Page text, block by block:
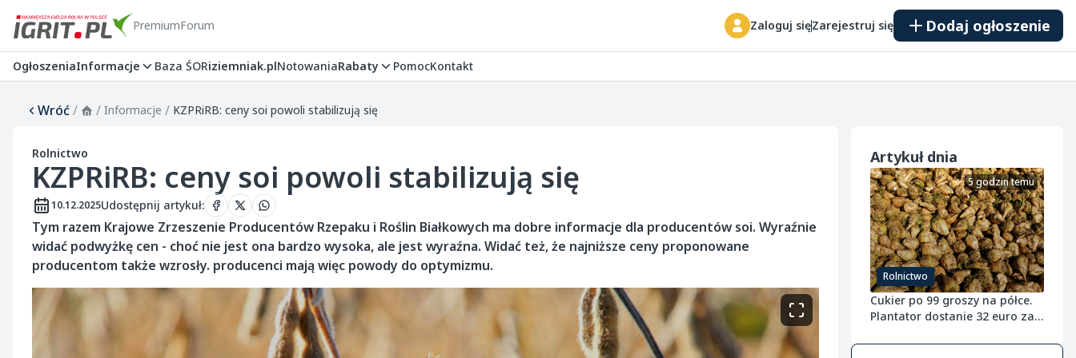
PremiumForum Zaloguj sięZarejestruj się Dodaj ogłoszenie
OgłoszeniaInformacje Baza ŚORiziemniak.plNotowaniaRabaty PomocKontakt
Wróć/ / Informacje / KZPRiRB: ceny soi powoli stabilizują się
Rolnictwo
KZPRiRB: ceny soi powoli stabilizują się
10.12.2025Udostępnij artykuł:
Tym razem Krajowe Zrzeszenie Producentów Rzepaku i Roślin Białkowych ma dobre informacje dla producentów soi. Wyraźnie
widać podwyżkę cen - choć nie jest ona bardzo wysoka, ale jest wyraźna. Widać też, że najniższe ceny proponowane
producentom także wzrosły. producenci mają więc powody do optymizmu.
Artykuł dnia
Rolnictwo
5 godzin temu
Cukier po 99 groszy na półce.
Plantator dostanie 32 euro za